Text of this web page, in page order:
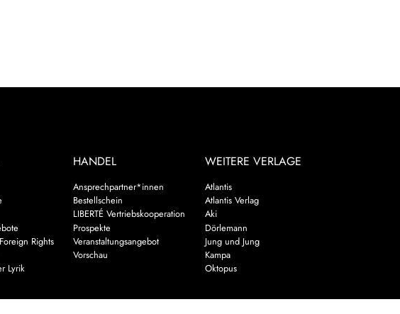
Rights
Lyrik
HANDEL
Ansprechpartner*innen
Bestellschein
LIBERTÉ Vertriebskooperation
Prospekte
Veranstaltungsangebot
Vorschau
WEITERE VERLAGE
Atlantis
Atlantis Verlag
Aki
Dörlemann
Jung und Jung
Kampa
Oktopus